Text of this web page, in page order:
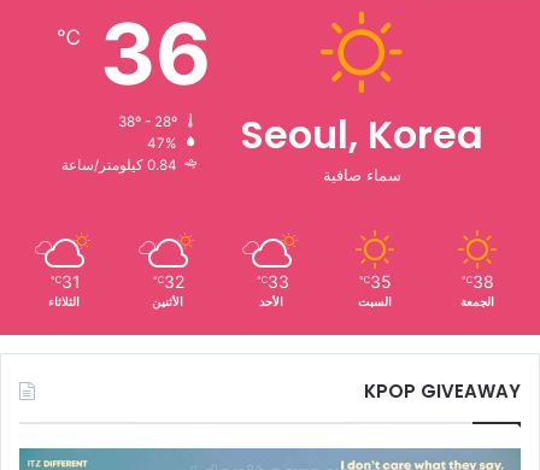
Seoul, Korea
سماء صافية
36
℃
47%
0.84 كيلومتر/ساعة
38
℃
الجمعة
35
℃
السبت
33
℃
الأحد
32
℃
الأثنين
31
℃
الثلاثاء
KPOP GIVEAWAY
فرقة